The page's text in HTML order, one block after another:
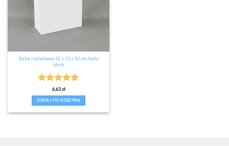
Torba reklamowa 32 x 13 x 42 cm, biała
błysk
Oceniono
na 5
6,63zł
DODAJ DO KOSZYKA